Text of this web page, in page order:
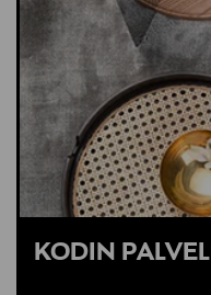
Veldkant 21, 2550,
Digitaalinen osoite
info@serax.com
Avainsanat
valerie_objects, Muller
riippuvalaisin, valaisin,
KODIN